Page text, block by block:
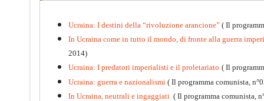
Ucraina: I destini della “rivoluzione arancione” ( Il
In Ucraina come in tutto il mondo, di fronte alla guerra
2014)
Ucraina: I predatori imperialisti e il proletariato ( Il
Ucraina: guerra e nazionalismi ( Il programma comunista,
In Ucraina, neutrali e ingaggiati ( Il programma comunista,